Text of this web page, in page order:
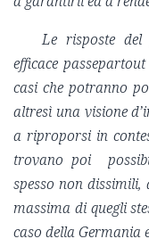
Le risposte del
efficace
casi che potranno
altresì una visione
a riproporsi in
trovano poi
spesso non
massima di quegli
caso della Germania